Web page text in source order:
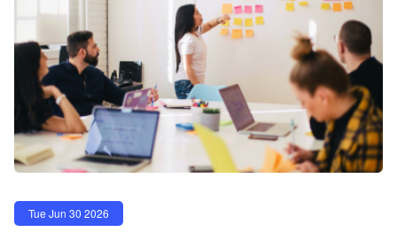
Tue Jun 30 2026